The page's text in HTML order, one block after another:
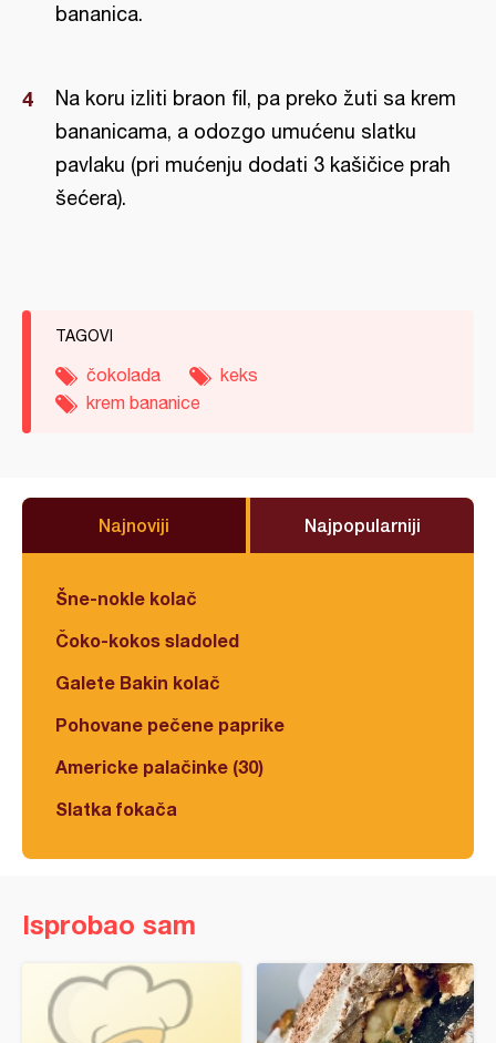
bananica.
Na koru izliti braon fil, pa preko žuti sa krem
bananicama, a odozgo umućenu slatku
pavlaku (pri mućenju dodati 3 kašičice prah
šećera).
TAGOVI
čokolada
keks
krem bananice
Najnoviji Najpopularniji
Šne-nokle kolač
Čoko-kokos sladoled
Galete Bakin kolač
Pohovane pečene paprike
Americke palačinke (30)
Slatka fokača
Isprobao sam